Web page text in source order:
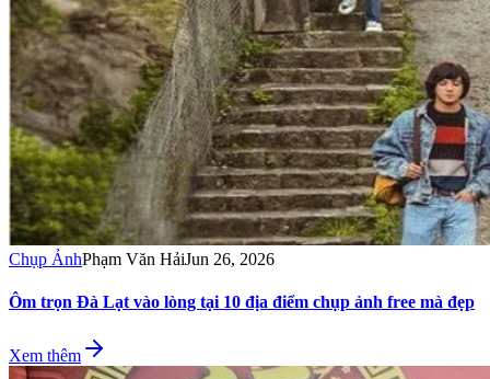
Chụp ẢnhPhạm Văn HảiJun 26, 2026
Ôm trọn Đà Lạt vào lòng tại 10 địa điểm chụp ảnh free mà đẹp
Xem thêm